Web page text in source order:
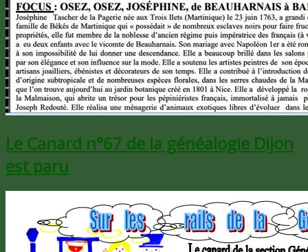
Le Canard n°67 de la généalogie Dijon
est paru